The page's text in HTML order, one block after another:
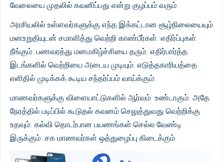
வேலையை முதலில் கவனிப்பது என்று குழப்பம் வரும்.
அரசியலில் உள்ளவர்களுக்கு எந்த இக்கட்டான சூழ்நிலையையும்
மனஉறுதியுடன் சமாளித்து வெற்றி காண்பீர்கள். எதிர்ப்புகள்
நீங்கும். பணவரத்து மனமகிழ்ச்சியை தரும். எதிர்பார்த்த
இடங்களில் வெற்றியை அடைய முடியும். எடுத்தகாரியத்தை
எளிதில் முடிக்கக் கூடிய சந்தர்ப்பம் வாய்க்கும்.
மாணவர்களுக்கு விளையாட்டுகளில் ஆர்வம் உண்டாகும். அதே
நேரத்தில் படிப்பில் கூடுதல் கவனம் செலுத்துவது வெற்றிக்கு
உதவும். கல்வி தொடர்பான பயணங்கள் செல்ல வேண்டி
இருக்கும். சக மாணவர்கள் ஒத்துழைப்பு கிடைக்கும்.